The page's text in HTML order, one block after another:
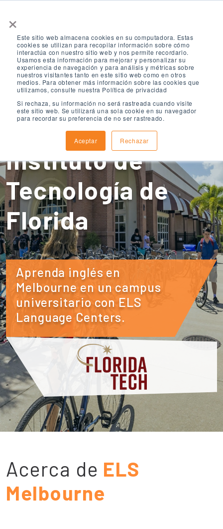
×
Este sitio web almacena cookies en su computadora. Estas
cookies se utilizan para recopilar información sobre cómo
interactúa con nuestro sitio web y nos permite recordarlo.
Usamos esta información para mejorar y personalizar su
experiencia de navegación y para análisis y métricas sobre
nuestros visitantes tanto en este sitio web como en otros
medios. Para obtener más información sobre las cookies que
utilizamos, consulte nuestra Política de privacidad
Si rechaza, su información no será rastreada cuando visite
este sitio web. Se utilizará una sola cookie en su navegador
para recordar su preferencia de no ser rastreado.
Aceptar Rechazar
ELS Melbourne,
Florida en el
Instituto de
Tecnología de
Florida
Aprenda inglés en
Melbourne en un campus
universitario con ELS
Language Centers.
Acerca de ELS
Melbourne